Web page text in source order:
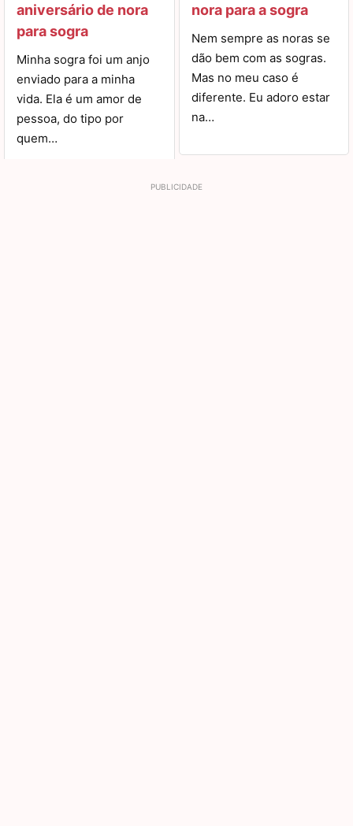
aniversário de nora
para sogra
Minha sogra foi um anjo
enviado para a minha
vida. Ela é um amor de
pessoa, do tipo por
quem…
nora para a sogra
Nem sempre as noras se
dão bem com as sogras.
Mas no meu caso é
diferente. Eu adoro estar
na…